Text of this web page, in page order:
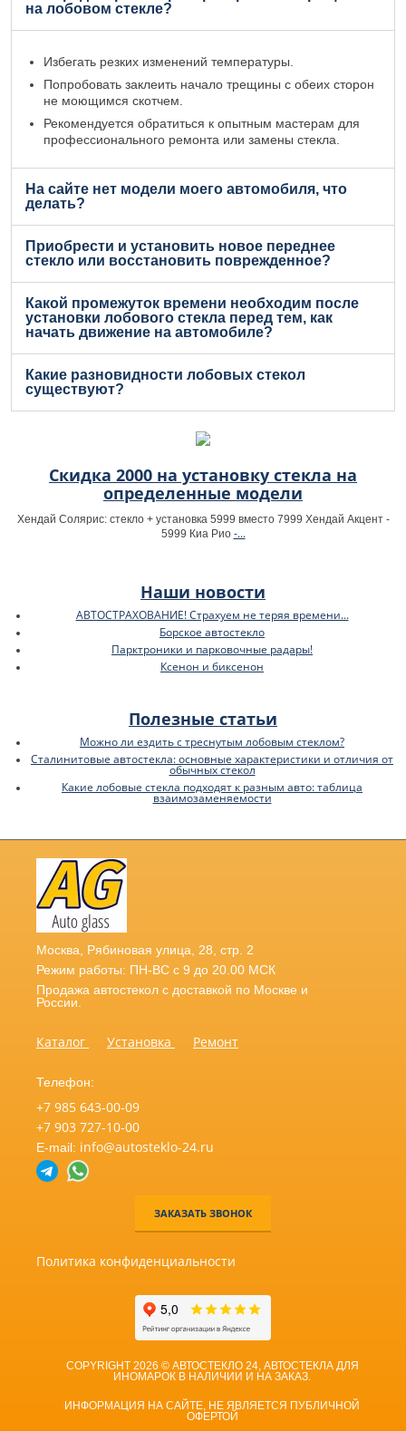
на лобовом стекле?
Избегать резких изменений температуры.
Попробовать заклеить начало трещины с обеих сторон
не моющимся скотчем.
Рекомендуется обратиться к опытным мастерам для
профессионального ремонта или замены стекла.
На сайте нет модели моего автомобиля, что
делать?
Приобрести и установить новое переднее
стекло или восстановить поврежденное?
Какой промежуток времени необходим после
установки лобового стекла перед тем, как
начать движение на автомобиле?
Какие разновидности лобовых стекол
существуют?
Скидка 2000 на установку стекла на
определенные модели
Хендай Солярис: стекло + установка 5999 вместо 7999 Хендай Акцент -
5999 Киа Рио -...
Наши новости
АВТОСТРАХОВАНИЕ! Страхуем не теряя времени...
Борское автостекло
Парктроники и парковочные радары!
Ксенон и биксенон
Полезные статьи
Можно ли ездить с треснутым лобовым стеклом?
Сталинитовые автостекла: основные характеристики и отличия от
обычных стекол
Какие лобовые стекла подходят к разным авто: таблица
взаимозаменяемости
Москва
Рябиновая улица, 28, стр. 2
Режим работы: ПН-ВС с 9 до 20.00 МСК
Продажа автостекол с доставкой по Москве и
России.
Каталог Установка Ремонт
Телефон:
+7 985 643-00-09
+7 903 727-10-00
E-mail: info@autosteklo-24.ru
ЗАКАЗАТЬ ЗВОНОК
Политика конфиденциальности
COPYRIGHT 2026 © АВТОСТЕКЛО 24, АВТОСТЕКЛА ДЛЯ
ИНОМАРОК В НАЛИЧИИ И НА ЗАКАЗ.
ИНФОРМАЦИЯ НА САЙТЕ, НЕ ЯВЛЯЕТСЯ ПУБЛИЧНОЙ
ОФЕРТОЙ